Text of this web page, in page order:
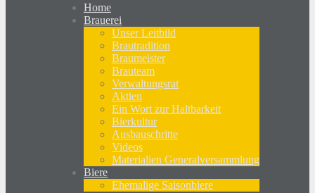
Home
Brauerei
Unser Leitbild
Brautradition
Braumeister
Brauteam
Verwaltungsrat
Aktien
Ein Wort zur Haltbarkeit
Bierkultur
Ausbauschritte
Videos
Materialien Generalversammlung
Biere
Ehemalige Saisonbiere